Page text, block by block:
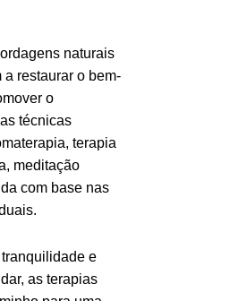
naturais
restaurar o bem-
o
técnicas
terapia
meditação
com base nas
e
as terapias